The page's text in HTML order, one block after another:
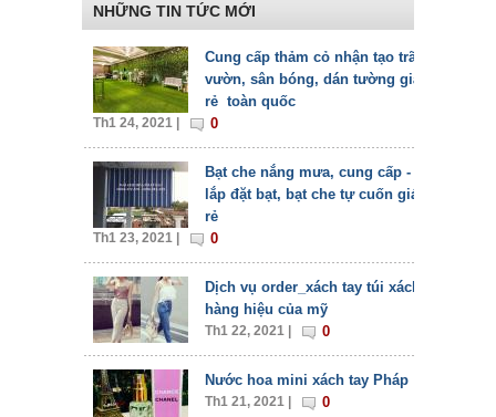
NHỮNG TIN TỨC MỚI
Cung cấp thảm cỏ nhận tạo trãi
vườn, sân bóng, dán tường giá
rẻ toàn quốc
Th1 24, 2021 | 0
Bạt che nắng mưa, cung cấp -
lắp đặt bạt, bạt che tự cuốn giá
rẻ
Th1 23, 2021 | 0
Dịch vụ order_xách tay túi xách
hàng hiệu của mỹ
Th1 22, 2021 | 0
Nước hoa mini xách tay Pháp
Th1 21, 2021 | 0